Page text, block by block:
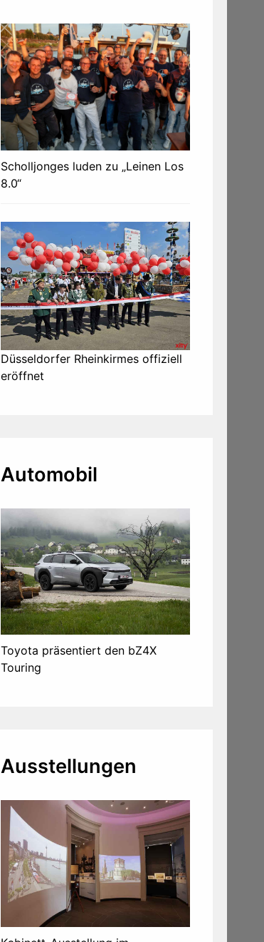
Scholljonges luden zu „Leinen Los
8.0“
Düsseldorfer Rheinkirmes offiziell
eröffnet
Automobil
Toyota präsentiert den bZ4X
Touring
Ausstellungen